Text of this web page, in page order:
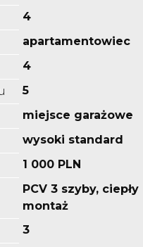
4
apartamentowiec
4
5
miejsce garażowe
wysoki standard
1 000 PLN
PCV 3 szyby, ciepły
montaż
3